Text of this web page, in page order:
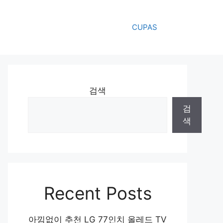
CUPAS
검색
검
색
Recent Posts
아낌없이 추천 LG 77인치 올레드 TV